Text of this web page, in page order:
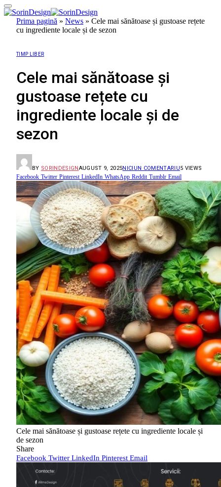
Prima pagină » News » Cele mai sănătoase și gustoase rețete
cu ingrediente locale și de sezon
TIMP LIBER
Cele mai sănătoase și
gustoase rețete cu
ingrediente locale și de
sezon
BY SORINDESIGNAUGUST 9, 2025NICIUN COMENTARIU5 VIEWS
Facebook Twitter Pinterest LinkedIn WhatsApp Reddit Tumblr Email
Cele mai sănătoase și gustoase rețete cu ingrediente locale și
de sezon
Share
Facebook Twitter LinkedIn Pinterest Email